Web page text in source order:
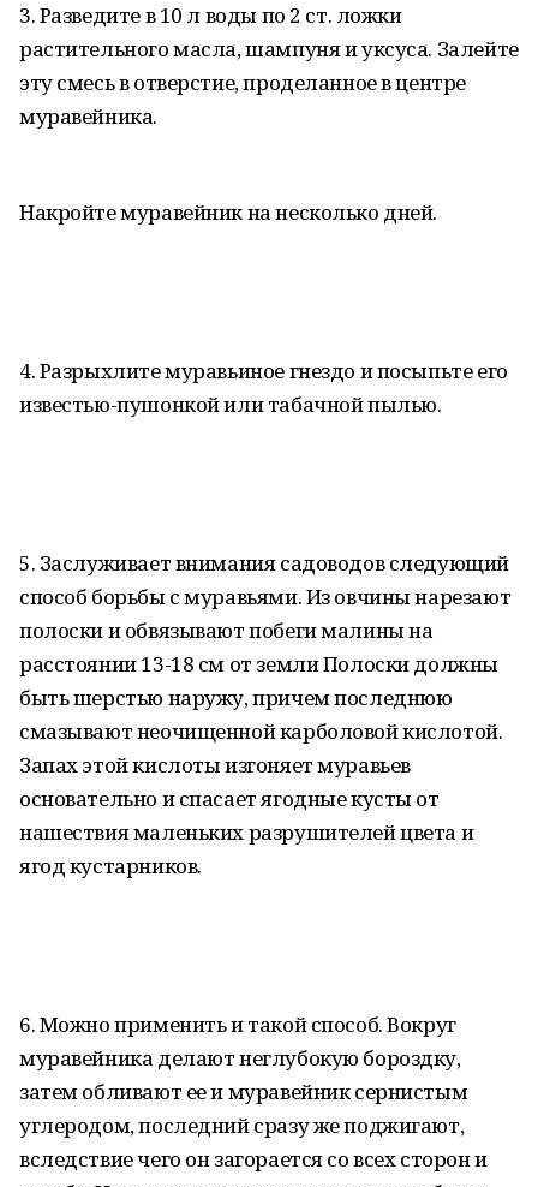
3. Разведите в 10 л воды по 2 ст. ложки
растительного масла, шампуня и уксуса. Залейте
эту смесь в отверстие, проделанное в центре
муравейника.
Накройте муравейник на несколько дней.
4. Разрыхлите муравьиное гнездо и посыпьте его
известью-пушонкой или табачной пылью.
5. Заслуживает внимания садоводов следующий
способ борьбы с муравьями. Из овчины нарезают
полоски и обвязывают побеги малины на
расстоянии 13-18 см от земли Полоски должны
быть шерстью наружу, причем последнюю
смазывают неочищенной карболовой кислотой.
Запах этой кислоты изгоняет муравьев
основательно и спасает ягодные кусты от
нашествия маленьких разрушителей цвета и
ягод кустарников.
6. Можно применить и такой способ. Вокруг
муравейника делают неглубокую бороздку,
затем обливают ее и муравейник сернистым
углеродом, последний сразу же поджигают,
вследствие чего он загорается со всех сторон и